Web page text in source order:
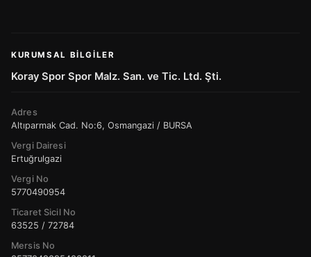
KURUMSAL BILGILER
Koray Spor Spor Malz. San. ve Tic. Ltd. Şti.
Adres
Altıparmak Cad. No:6, Osmangazi / BURSA
Vergi Dairesi
Ertuğrulgazi
Vergi No
5770490954
Ticaret Sicil No
63525 / 72784
Mersis No